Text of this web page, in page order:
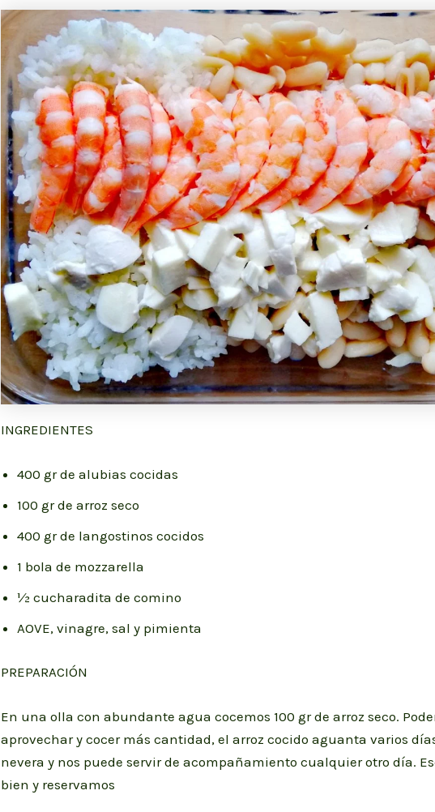
INGREDIENTES
400 gr de alubias cocidas
100 gr de arroz seco
400 gr de langostinos cocidos
1 bola de mozzarella
½ cucharadita de comino
AOVE, vinagre, sal y pimienta
PREPARACIÓN
En una olla con abundante agua cocemos 100 gr de arroz seco.
aprovechar y cocer más cantidad, el arroz cocido aguanta varios
nevera y nos puede servir de acompañamiento cualquier otro día.
bien y reservamos